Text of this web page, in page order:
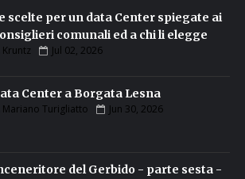
scelte per un data Center spiegate ai
comunali ed a chi li elegge
Kruntz Jul 02, 2026
Center a Borgata Lesna
Mariano Turigliatto Jun 30, 2026
del Gerbido - parte sesta -